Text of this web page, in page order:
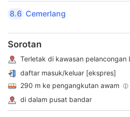
8.6 Cemerlang
Sorotan
Terletak di kawasan pelancongan
daftar masuk/keluar [ekspres]
290 m ke pengangkutan awam
di dalam pusat bandar